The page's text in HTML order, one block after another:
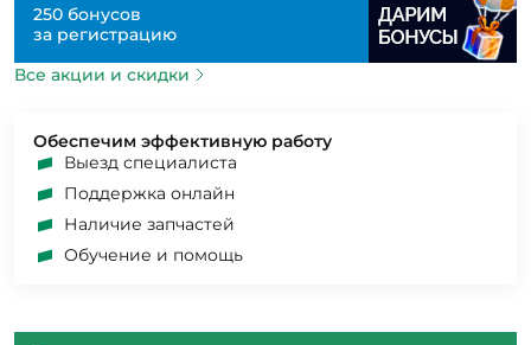
250 бонусов
за регистрацию
Все акции и скидки
Обеспечим эффективную работу
Выезд специалиста
Поддержка онлайн
Наличие запчастей
Обучение и помощь